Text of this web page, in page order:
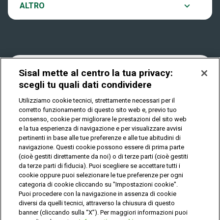
Play Your Date
Dove si gioca
Quanto si vince
Come riscuotere
ALTRO
Notifiche
Cookies
Privacy
IL GIOCO È VIETATO AI MINORI E PUÒ CAUSARE
DIPENDENZA PATOLOGICA
© Copyright Sisal Italia S.p.A. - P.I. 02433760135
Privacy Cookies
Mappa
del
sito
Sisal mette al centro la tua privacy:
scegli tu quali dati condividere
Utilizziamo cookie tecnici, strettamente necessari per il
corretto funzionamento di questo sito web e, previo tuo
consenso, cookie per migliorare le prestazioni del sito web
e la tua esperienza di navigazione e per visualizzare avvisi
pertinenti in base alle tue preferenze e alle tue abitudini di
navigazione. Questi cookie possono essere di prima parte
(cioè gestiti direttamente da noi) o di terze parti (cioè gestiti
da terze parti di fiducia). Puoi scegliere se accettare tutti i
cookie oppure puoi selezionare le tue preferenze per ogni
categoria di cookie cliccando su "Impostazioni cookie".
Puoi procedere con la navigazione in assenza di cookie
diversi da quelli tecnici, attraverso la chiusura di questo
banner (cliccando sulla “X”). Per maggiori informazioni puoi